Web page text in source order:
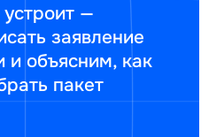
—
заявление
и объясним, как
пакет